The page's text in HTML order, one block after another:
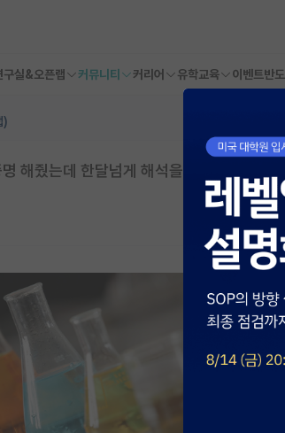
구실&오픈랩 커뮤니티 커리어 유학교육 이벤트반
)
해줬는데 한달넘게 해석을 못하고 있습니다